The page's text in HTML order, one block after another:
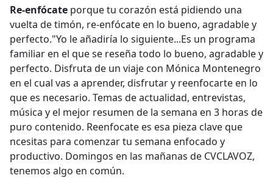
Re-enfócate porque tu corazón está pidiendo una
vuelta de timón, re-enfócate en lo bueno, agradable y
perfecto."Yo le añadiría lo siguiente...Es un programa
familiar en el que se reseña todo lo bueno, agradable y
perfecto. Disfruta de un viaje con Mónica Montenegro
en el cual vas a aprender, disfrutar y reenfocarte en lo
que es necesario. Temas de actualidad, entrevistas,
música y el mejor resumen de la semana en 3 horas de
puro contenido. Reenfocate es esa pieza clave que
ncesitas para comenzar tu semana enfocado y
productivo. Domingos en las mañanas de CVCLAVOZ,
tenemos algo en común.